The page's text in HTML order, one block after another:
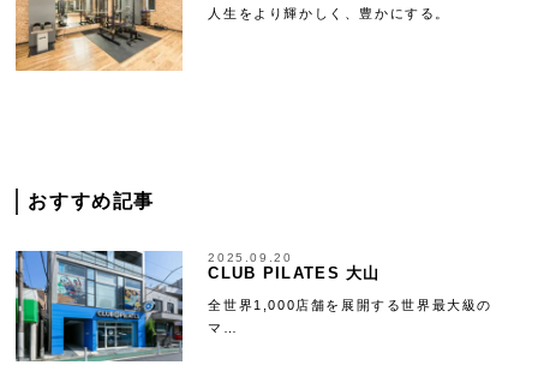
人生をより輝かしく、豊かにする。
おすすめ記事
2025.09.20
CLUB PILATES 大山
全世界1,000店舗を展開する世界最大級の
マ…